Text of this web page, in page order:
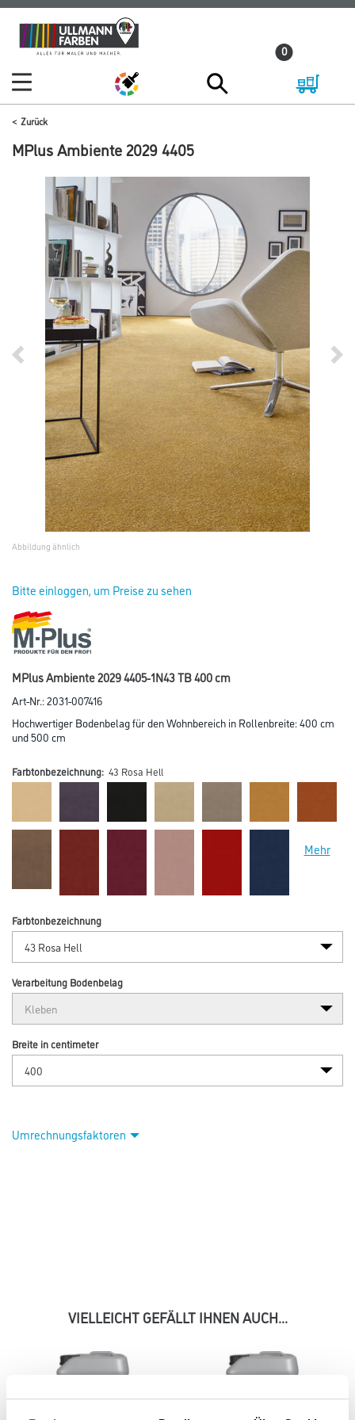
Zum
Inhalt
Zum
Navigationsmenü
0
Zurück
MPlus Ambiente 2029 4405
Abbildung ähnlich
Bitte einloggen, um Preise zu sehen
MPlus Ambiente 2029 4405-1N43 TB 400 cm
Art-Nr.:2031-007416
Hochwertiger Bodenbelag für den Wohnbereich in Rollenbreite: 400 cm
und 500 cm
Farbtonbezeichnung: 43 Rosa Hell
Mehr
Farbtonbezeichnung
Verarbeitung Bodenbelag
Breite in centimeter
Umrechnungsfaktoren
VIELLEICHT GEFÄLLT IHNEN AUCH...